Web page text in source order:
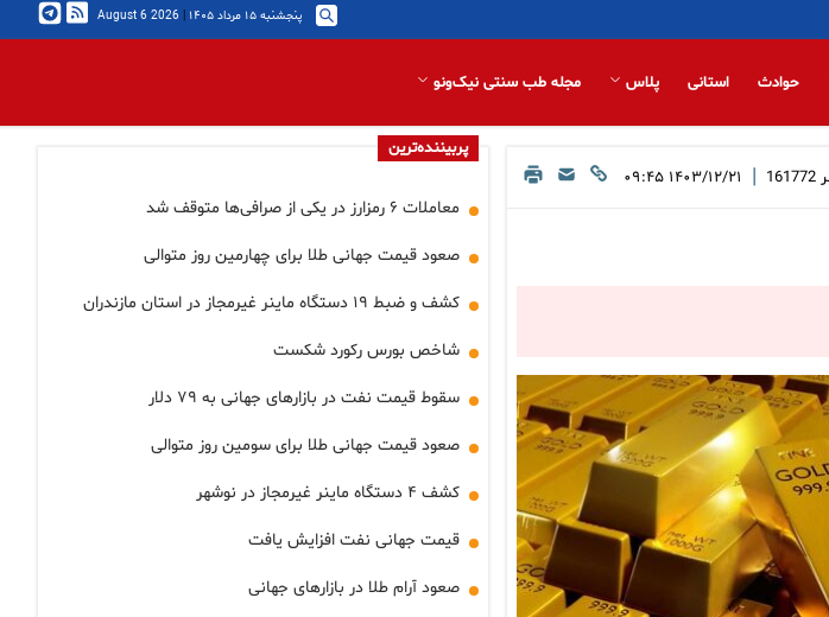
پنجشنبه ۱۵ مرداد ۱۴۰۵ |
2026 August 6
حوادث استانی پلاس مجله طب سنتی نیک‌ونو
161772
| ۱۴۰۳/۱۲/۲۱ ۰۹:۴۵
پربیننده‌ترین
معاملات ۶ رمزارز در یکی از صرافی‌ها متوقف شد
صعود قیمت جهانی طلا برای چهارمین روز متوالی
کشف و ضبط ۱۹ دستگاه ماینر غیرمجاز در استان مازندران
شاخص بورس رکورد شکست
سقوط قیمت نفت در بازارهای جهانی به ۷۹ دلار
صعود قیمت جهانی طلا برای سومین روز متوالی
کشف ۴ دستگاه ماینر غیرمجاز در نوشهر
قیمت جهانی نفت افزایش یافت
صعود آرام طلا در بازارهای جهانی